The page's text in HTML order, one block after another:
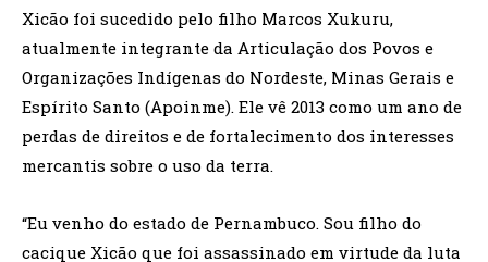
Xicão foi sucedido pelo filho Marcos Xukuru,
atualmente integrante da Articulação dos Povos e
Organizações Indígenas do Nordeste, Minas Gerais e
Espírito Santo (Apoinme). Ele vê 2013 como um ano de
perdas de direitos e de fortalecimento dos interesses
mercantis sobre o uso da terra.
“Eu venho do estado de Pernambuco. Sou filho do
cacique Xicão que foi assassinado em virtude da luta